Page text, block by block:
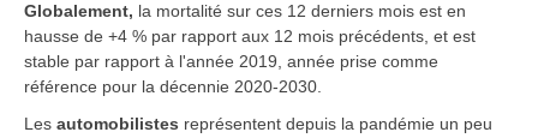
Globalement, la mortalité sur ces 12 derniers mois est en
hausse de +4 % par rapport aux 12 mois précédents, et est
stable par rapport à l'année 2019, année prise comme
référence pour la décennie 2020-2030.
Les automobilistes représentent depuis la pandémie un peu